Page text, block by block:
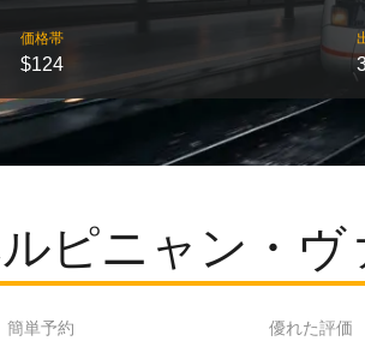
価格帯
$124
ピニャン・ヴ
簡単予約 優れた評価